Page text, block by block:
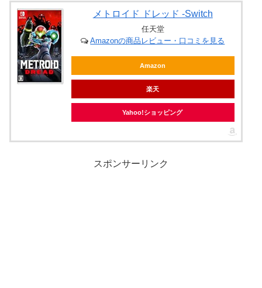
メトロイド ドレッド -Switch
任天堂
Amazonの商品レビュー・口コミを見る
Amazon
楽天
Yahoo!ショッピング
スポンサーリンク